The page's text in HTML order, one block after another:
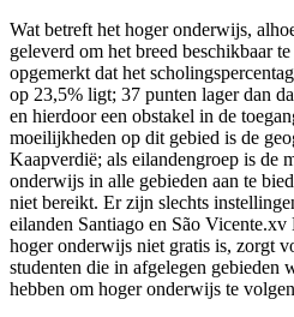
Wat betreft het hoger onderwijs,
geleverd om het breed beschikbaar
opgemerkt dat het
op 23,5% ligt; 37 punten lager dan
en hierdoor een obstakel in de
moeilijkheden op dit gebied is de
Kaapverdië; als eilandengroep is de
onderwijs in alle gebieden aan te
niet bereikt. Er zijn slechts
eilanden Santiago en São
hoger onderwijs niet gratis is, zorgt
studenten die in afgelegen gebieden
hebben om hoger onderwijs te